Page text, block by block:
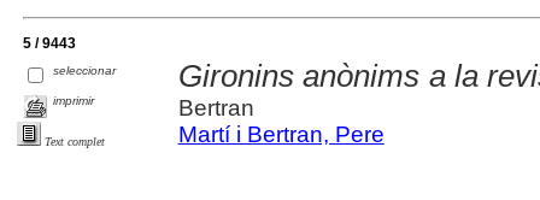
5 / 9443
seleccionar
imprimir
Text complet
Gironins anònims a la
Bertran
Martí i Bertran, Pere